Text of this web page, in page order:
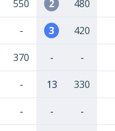
550 2 480
- 3 420
370 - -
- 13 330
- - -